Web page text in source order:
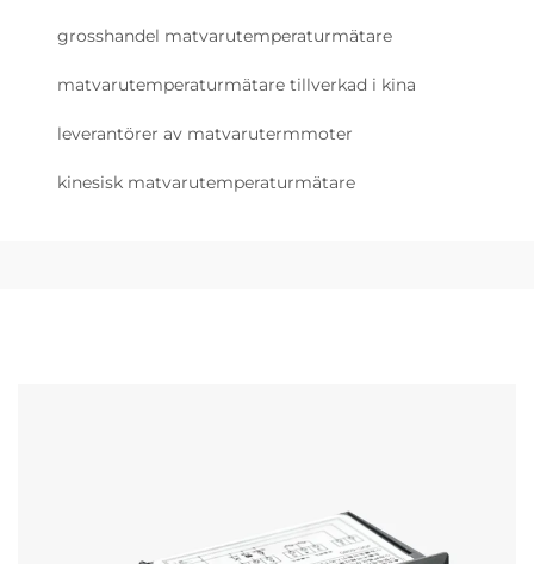
grosshandel matvarutemperaturmätare
matvarutemperaturmätare tillverkad i kina
leverantörer av matvarutermmoter
kinesisk matvarutemperaturmätare